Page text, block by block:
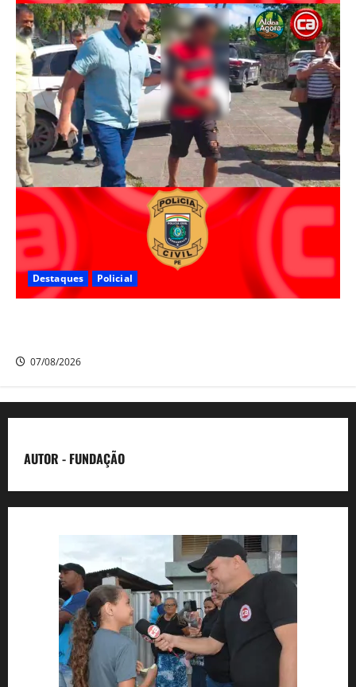
Destaques Policial
07/08/2026
AUTOR - FUNDAÇÃO